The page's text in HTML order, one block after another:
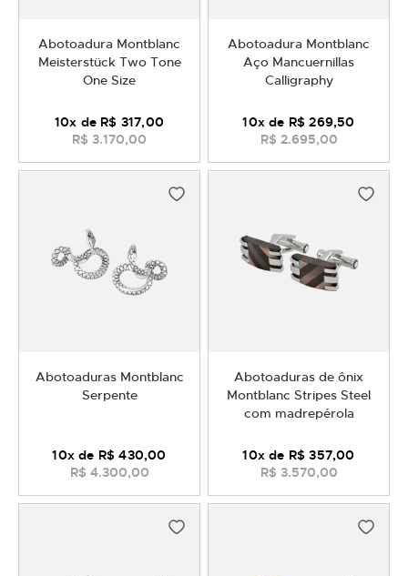
Abotoadura Montblanc
Meisterstück Two Tone
One Size
R$ 3.170,00
10x de R$ 317,00
Abotoadura Montblanc
Aço Mancuernillas
Calligraphy
R$ 2.695,00
10x de R$ 269,50
Abotoaduras Montblanc
Serpente
R$ 4.300,00
10x de R$ 430,00
Abotoaduras de ônix
Montblanc Stripes Steel
com madrepérola
R$ 3.570,00
10x de R$ 357,00